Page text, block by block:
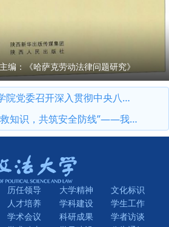
编：《哈萨克劳动法律问题研究》
召开深入贯彻中央八项规定精神学习教育总结会议
共筑安全防线”——我校开展第26个“世界急救日”主题活动
历任领导 大学精神
文化标识
人才培养 学科建设
学生工作
学术会议 科研成果
学者访谈